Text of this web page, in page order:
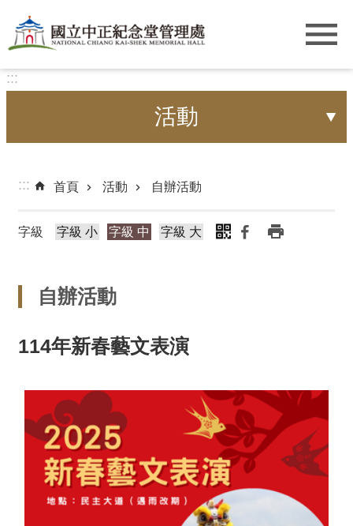
跳到主要內容區塊
:::
活動
::: 首頁 活動 自辦活動
字級 字級 小 字級 中 字級 大
自辦活動
114年新春藝文表演